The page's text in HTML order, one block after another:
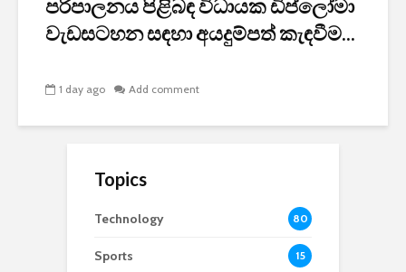
පරිපාලනය පිළිබඳ විධායක ඩිප්ලෝමා
වැඩසටහන සඳහා අයදුම්පත් කැඳවීම...
1 day ago Add comment
Topics
Technology 80
Sports 15